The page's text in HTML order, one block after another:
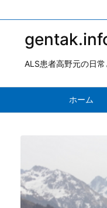
ALS患者高野元の日
ホーム